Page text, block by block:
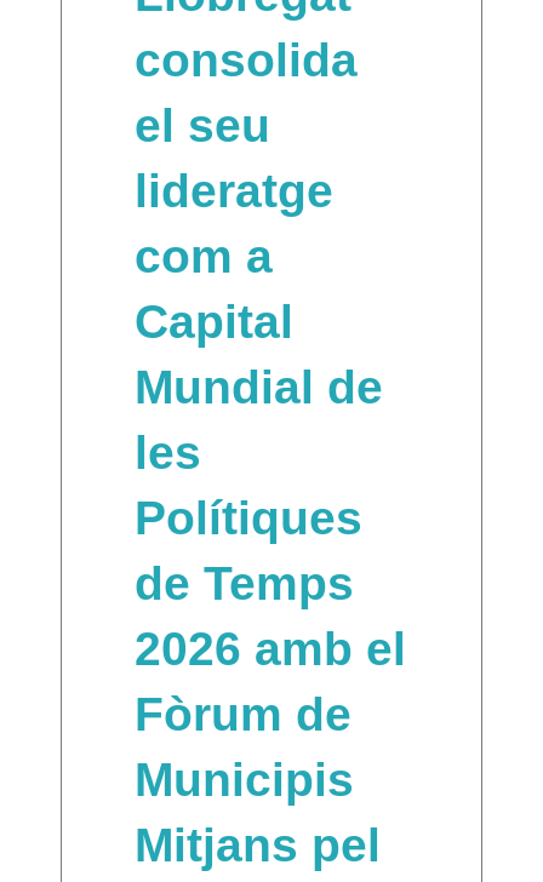
consolida
el seu
lideratge
com a
Capital
Mundial de
les
Polítiques
de Temps
2026 amb el
Fòrum de
Municipis
Mitjans pel